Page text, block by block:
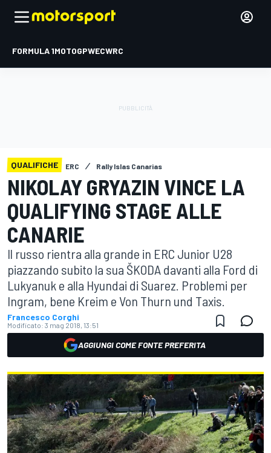
FORMULA 1MOTOGPWECWRC
QUALIFICHE ERC Rally Islas Canarias
NIKOLAY GRYAZIN VINCE LA
QUALIFYING STAGE ALLE
CANARIE
Il russo rientra alla grande in ERC Junior U28
piazzando subito la sua ŠKODA davanti alla Ford di
Lukyanuk e alla Hyundai di Suarez. Problemi per
Ingram, bene Kreim e Von Thurn und Taxis.
Francesco Corghi
Modificato: 3 mag 2018, 13:51
AGGIUNGI COME FONTE PREFERITA